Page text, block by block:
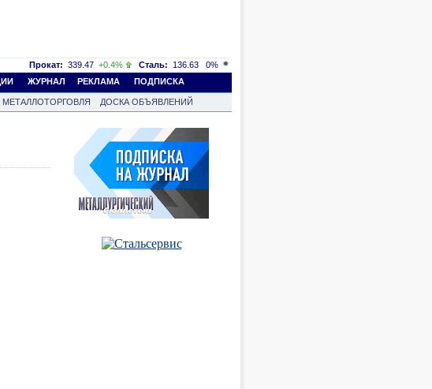
Прокат: 339.47 +0.4% Сталь: 136.63
0%
ЖУРНАЛ РЕКЛАМА ПОДПИСКА
МЕТАЛЛОТОРГОВЛЯ
ДОСКА ОБЪЯВЛЕНИЙ